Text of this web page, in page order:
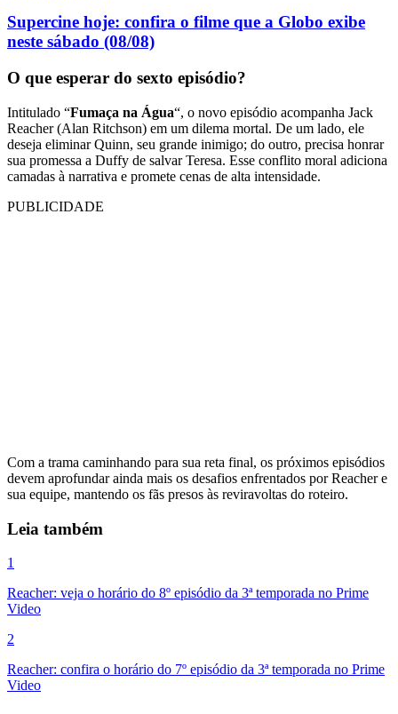
Supercine hoje: confira o filme que a Globo exibe
neste sábado (08/08)
O que esperar do sexto episódio?
Intitulado “Fumaça na Água“, o novo episódio acompanha Jack
Reacher (Alan Ritchson) em um dilema mortal. De um lado, ele
deseja eliminar Quinn, seu grande inimigo; do outro, precisa honrar
sua promessa a Duffy de salvar Teresa. Esse conflito moral adiciona
camadas à narrativa e promete cenas de alta intensidade.
PUBLICIDADE
Com a trama caminhando para sua reta final, os próximos episódios
devem aprofundar ainda mais os desafios enfrentados por Reacher e
sua equipe, mantendo os fãs presos às reviravoltas do roteiro.
Leia também
1
Reacher: veja o horário do 8º episódio da 3ª temporada no Prime
Video
2
Reacher: confira o horário do 7º episódio da 3ª temporada no Prime
Video